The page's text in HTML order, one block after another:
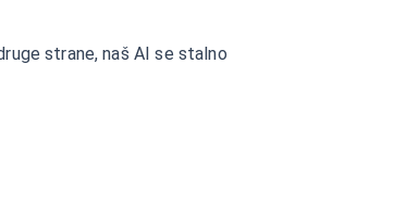
strane, naš AI se stalno